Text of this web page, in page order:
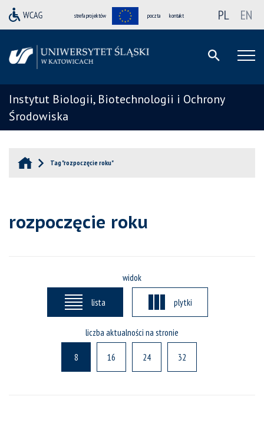
strefa projektów poczta kontakt PL EN
Instytut Biologii, Biotechnologii i Ochrony
Środowiska
Tag "rozpoczęcie roku"
rozpoczęcie roku
widok
lista plytki
liczba aktualności na stronie
8 16 24 32